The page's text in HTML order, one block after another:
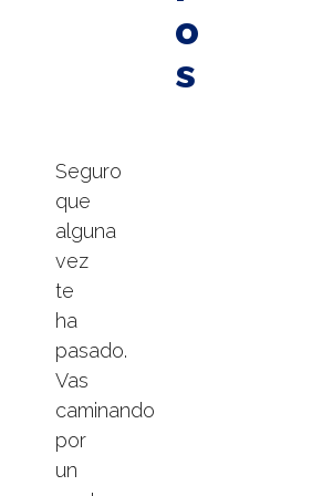
o
s
Seguro
que
alguna
vez
te
ha
pasado.
Vas
caminando
por
un